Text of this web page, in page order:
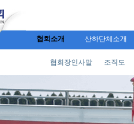
협회소개 산하단체소개
협회장인사말 조직도